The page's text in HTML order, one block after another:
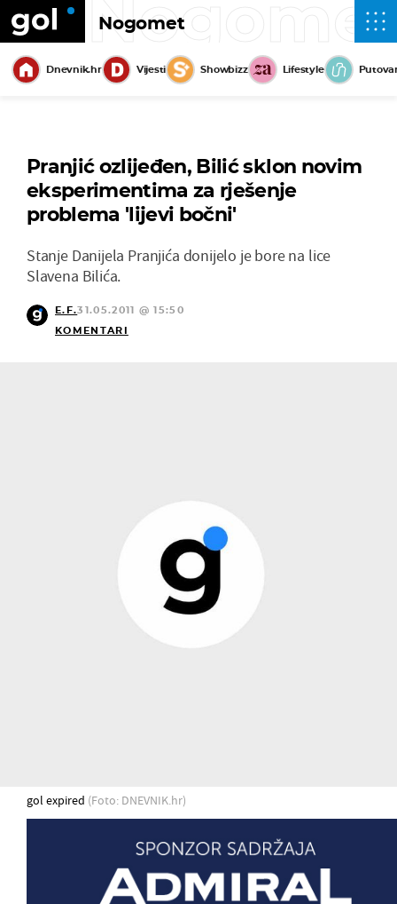
Nogomet
Dnevnik.hr Vijesti Showbizz Lifestyle
Pranjić ozlijeđen, Bilić sklon novim
eksperimentima za rješenje
problema 'lijevi bočni'
Stanje Danijela Pranjića donijelo je bore na lice
Slavena Bilića.
E.F.31.05.2011 @ 15:50
KOMENTARI
gol expired (Foto: DNEVNIK.hr)